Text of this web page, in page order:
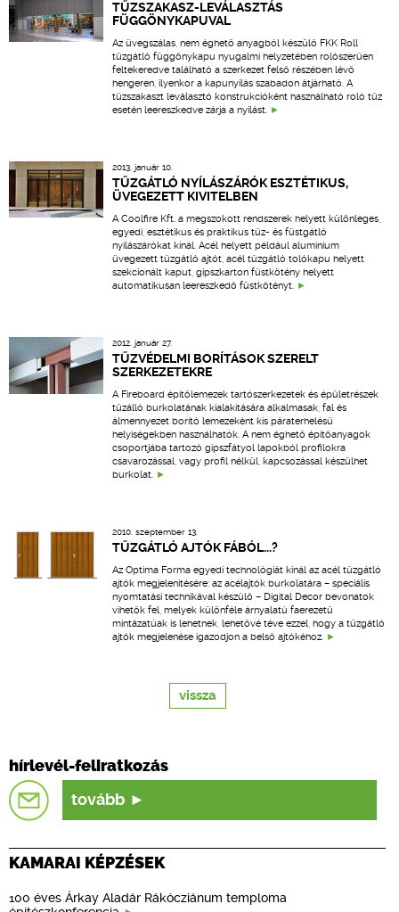
TŰZSZAKASZ-LEVÁLASZTÁS
FÜGGÖNYKAPUVAL
Az üvegszálas, nem éghető anyagból készülő FKK Roll
tűzgátló függönykapu nyugalmi helyzetében rolószerűen
feltekeredve található a szerkezet felső részében lévő
hengeren, ilyenkor a kapunyílás szabadon átjárható. A
tűzszakaszt leválasztó konstrukcióként használható roló tűz
esetén leereszkedve zárja a nyílást.
2013. január 10.
TŰZGÁTLÓ NYÍLÁSZÁRÓK ESZTÉTIKUS,
ÜVEGEZETT KIVITELBEN
A Coolfire Kft. a megszokott rendszerek helyett különleges,
egyedi, esztétikus és praktikus tűz- és füstgátló
nyílászárókat kínál. Acél helyett például alumínium
üvegezett tűzgátló ajtót, acél tűzgátló tolókapu helyett
szekcionált kaput, gipszkarton füstkötény helyett
automatikusan leereszkedő füstkötényt.
2012. január 27.
TŰZVÉDELMI BORÍTÁSOK SZERELT
SZERKEZETEKRE
A Fireboard építőlemezek tartószerkezetek és épületrészek
tűzálló burkolatának kialakítására alkalmasak, fal és
álmennyezet borító lemezeként kis páraterhelésű
helyiségekben használhatók. A nem éghető építőanyagok
csoportjába tartozó gipszfátyol lapokból profilokra
csavarozással, vagy profil nélkül, kapcsozással készülhet
burkolat.
2010. szeptember 13.
TŰZGÁTLÓ AJTÓK FÁBÓL...?
Az Optima Forma egyedi technológiát kínál az acél tűzgátló
ajtók megjelenítésére: az acélajtók burkolatára – speciális
nyomtatási technikával készülő – Digital Decor bevonatok
vihetők fel, melyek különféle árnyalatú faerezetű
mintázatúak is lehetnek, lehetővé téve ezzel, hogy a tűzgátló
ajtók megjelenése igazodjon a belső ajtókéhoz.
vissza
hírlevél-feliratkozás
tovább
KAMARAI KÉPZÉSEK
100 éves Árkay Aladár Rákócziánum temploma